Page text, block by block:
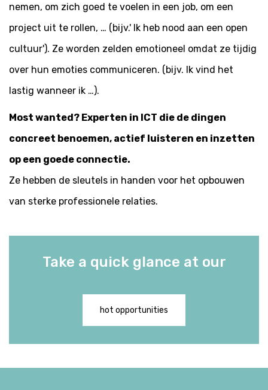
nemen, om zich goed te voelen in een job, om een
project uit te rollen, … (bijv.' Ik heb nood aan een open
cultuur'). Ze worden zelden emotioneel omdat ze tijdig
over hun emoties communiceren. (bijv. Ik vind het
lastig wanneer ik …).
Most wanted? Experten in ICT die de dingen
concreet benoemen, actief luisteren en inzetten
op een goede connectie.
Ze hebben de sleutels in handen voor het opbouwen
van sterke professionele relaties.
Take a quick glance at our
hot opportunities